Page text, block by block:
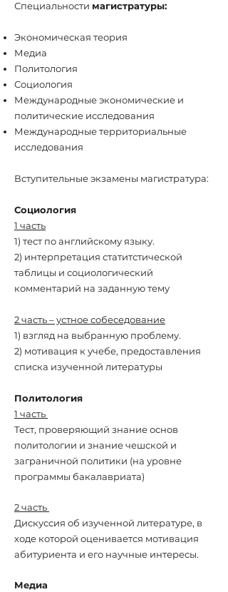
Специальности магистратуры:
Экономическая теория
Медиа
Политология
Социология
Международные экономические и
политические исследования
Международные территориальные
исследования
Вступительные экзамены магистратура:
Социология
1 часть
1) тест по английскому языку.
2) интерпретация статитстической
таблицы и социологический
комментарий на заданную тему
2 часть – устное собеседование
1) взгляд на выбранную проблему.
2) мотивация к учебе, предоставления
списка изученной литературы
Политология
1 часть
Тест, проверяющий знание основ
политологии и знание чешской и
заграничной политики (на уровне
программы бакалавриата)
2 часть
Дискуссия об изученной литературе, в
ходе которой оценивается мотивация
абитуриента и его научные интересы.
Медиа